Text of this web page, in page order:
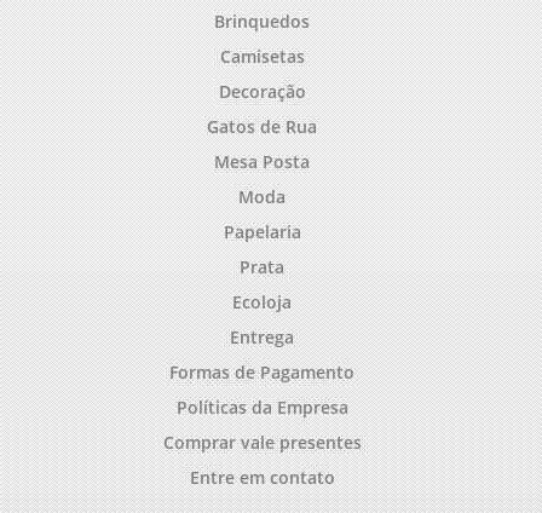
Brinquedos
Camisetas
Decoração
Gatos de Rua
Mesa Posta
Moda
Papelaria
Prata
Ecoloja
Entrega
Formas de Pagamento
Políticas da Empresa
Comprar vale presentes
Entre em contato